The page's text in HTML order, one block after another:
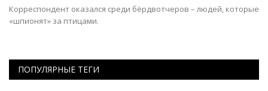
Корреспондент оказался среди бёрдвотчеров – людей, которые
«шпионят» за птицами.
ПОПУЛЯРНЫЕ ТЕГИ